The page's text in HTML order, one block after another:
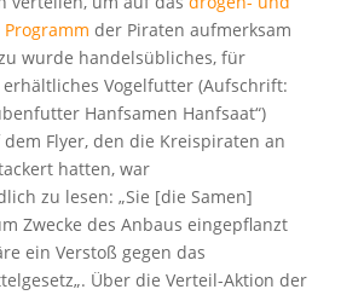
der Piraten aufmerksam
wurde handelsübliches, für
Vogelfutter (Aufschrift:
Hanfsamen Hanfsaat“)
Flyer, den die Kreispiraten an
hatten, war
zu lesen: „Sie [die Samen]
Zwecke des Anbaus eingepflanzt
ein Verstoß gegen das
Über die Verteil-Aktion der